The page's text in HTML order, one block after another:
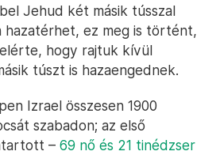
Jehud két másik tússzal
ez meg is történt,
hogy rajtuk kívül
túszt is hazaengednek.
Izrael összesen 1900
szabadon; az első
– 69 nő és 21 tinédzser